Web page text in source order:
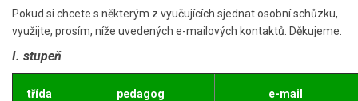
Pokud si chcete s některým z vyučujících sjednat osobní schůzku,
využijte, prosím, níže uvedených e-mailových kontaktů. Děkujeme.
I. stupeň
třída pedagog e-mail